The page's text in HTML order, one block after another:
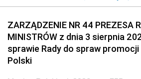
2014 2013
2011 2010
2008 2007
2005
ZARZĄDZENIE NR 44 PREZESA
MINISTRÓW z dnia 3 sierpnia
sprawie Rady do spraw
Polski